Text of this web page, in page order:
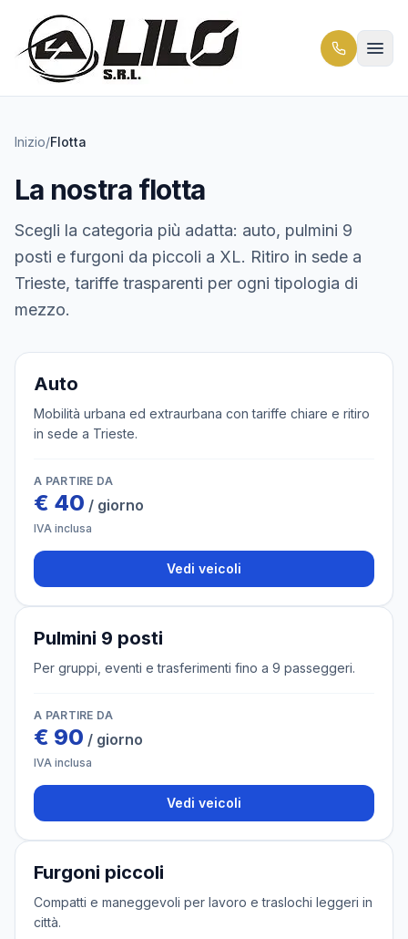
Inizio/Flotta
La nostra flotta
Scegli la categoria più adatta: auto, pulmini 9
posti e furgoni da piccoli a XL. Ritiro in sede a
Trieste, tariffe trasparenti per ogni tipologia di
mezzo.
4 veicoli
Auto
Mobilità urbana ed extraurbana con tariffe chiare e ritiro
in sede a Trieste.
A PARTIRE DA
€ 40 / giorno
IVA inclusa
Vedi veicoli
2 veicoli
Pulmini 9 posti
Per gruppi, eventi e trasferimenti fino a 9 passeggeri.
A PARTIRE DA
€ 90 / giorno
IVA inclusa
Vedi veicoli
3 veicoli
Furgoni piccoli
Compatti e maneggevoli per lavoro e traslochi leggeri in
città.